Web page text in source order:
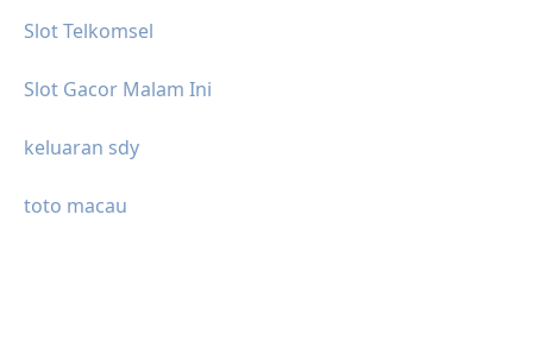
Slot Telkomsel
Slot Gacor Malam Ini
keluaran sdy
toto macau